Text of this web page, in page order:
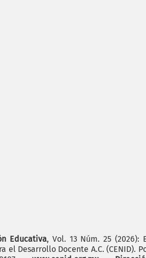
Educativa, Vol. 13 Núm. 25 (2026):
Desarrollo Docente A.C. (CENID).